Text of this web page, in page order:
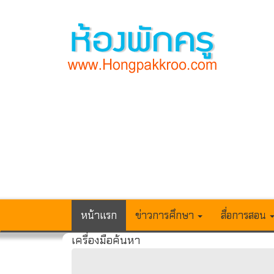
หน้าแรก ข่าวการศึกษา สื่อการสอน
เครื่องมือค้นหา